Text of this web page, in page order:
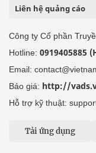
Liên hệ quảng cáo
Công ty Cổ phần
Hotline: 0919405885
Email:
Báo giá: http://
Hỗ trợ kỹ thuật:
Tải ứng dụng